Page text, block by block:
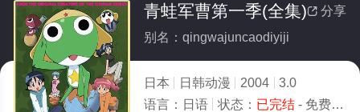
 分享
青蛙军曹第一季(全集)
别名：qingwajuncaodiyiji
日本 日韩动漫 2004
3.0
语言： 日语 状态： 已完结- 免费在线观看